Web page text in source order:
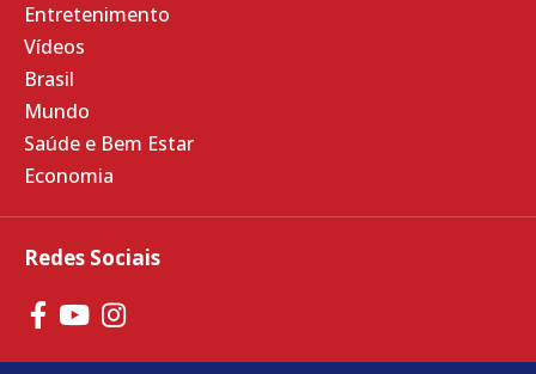
Redes Sociais
Entretenimento
Vídeos
Brasil
Mundo
Saúde e Bem Estar
Economia